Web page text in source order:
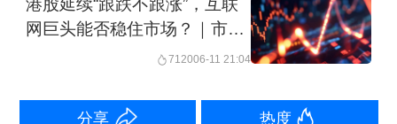
系，如此方能堵住新型广告的监管漏
审查主体：构建“分级分类+协同监督”体
港股延续“跟跌不跟涨”，互联
网巨头能否稳住市场？｜市场
712006-11 21:04
分享 热度